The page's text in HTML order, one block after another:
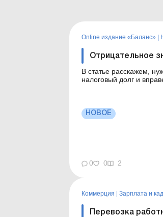
Online издание «Баланс»
Отрицательное
В статье расскажем,
налоговый долг и вправе
НОВОЕ
0 0 2
Коммерция Зарплата и
Перевозка